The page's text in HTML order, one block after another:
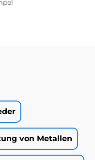
von Metallen